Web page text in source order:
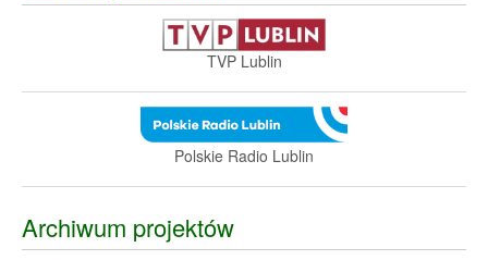
TVP Lublin
Polskie Radio Lublin
Archiwum projektów